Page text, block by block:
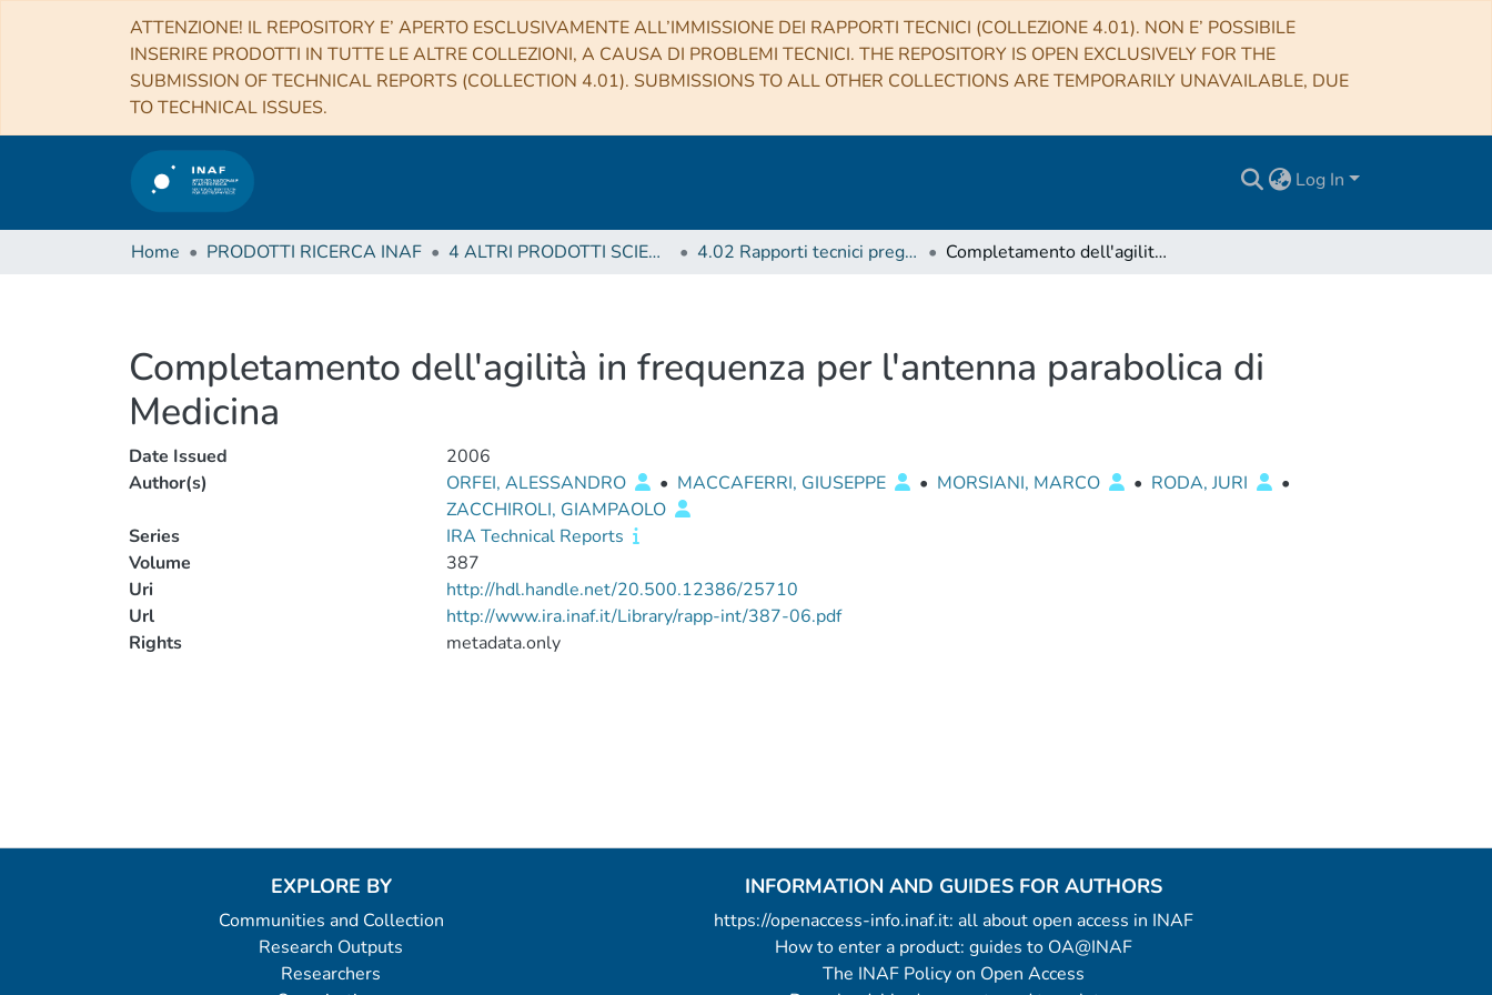
ATTENZIONE! IL REPOSITORY E’ APERTO ESCLUSIVAMENTE ALL’IMMISSIONE DEI RAPPORTI TECNICI (COLLEZIONE 4.01). NON E’ POSSIBILE
INSERIRE PRODOTTI IN TUTTE LE ALTRE COLLEZIONI, A CAUSA DI PROBLEMI TECNICI. THE REPOSITORY IS OPEN EXCLUSIVELY FOR THE
SUBMISSION OF TECHNICAL REPORTS (COLLECTION 4.01). SUBMISSIONS TO ALL OTHER COLLECTIONS ARE TEMPORARILY UNAVAILABLE, DUE
TO TECHNICAL ISSUES.
Log In
Home PRODOTTI RICERCA INAF 4 ALTRI PRODOTTI SCIENTIFICI (Other scientific products) 4.02 Rapporti tecnici pregressi Completamento dell'agilità in frequenza per l'antenna parabolica di Medicina
Completamento dell'agilità in frequenza per l'antenna parabolica di
Medicina
Date Issued
2006
Author(s)
ORFEI, ALESSANDRO • MACCAFERRI, GIUSEPPE • MORSIANI, MARCO • RODA, JURI
•
ZACCHIROLI, GIAMPAOLO
Series
IRA Technical Reports
Volume
387
Uri
http://hdl.handle.net/20.500.12386/25710
Url
http://www.ira.inaf.it/Library/rapp-int/387-06.pdf
Rights
metadata.only
EXPLORE BY
Communities and Collection
Research Outputs
Researchers
INFORMATION AND GUIDES FOR AUTHORS
https://openaccess-info.inaf.it: all about open access in INAF
How to enter a product: guides to OA@INAF
The INAF Policy on Open Access